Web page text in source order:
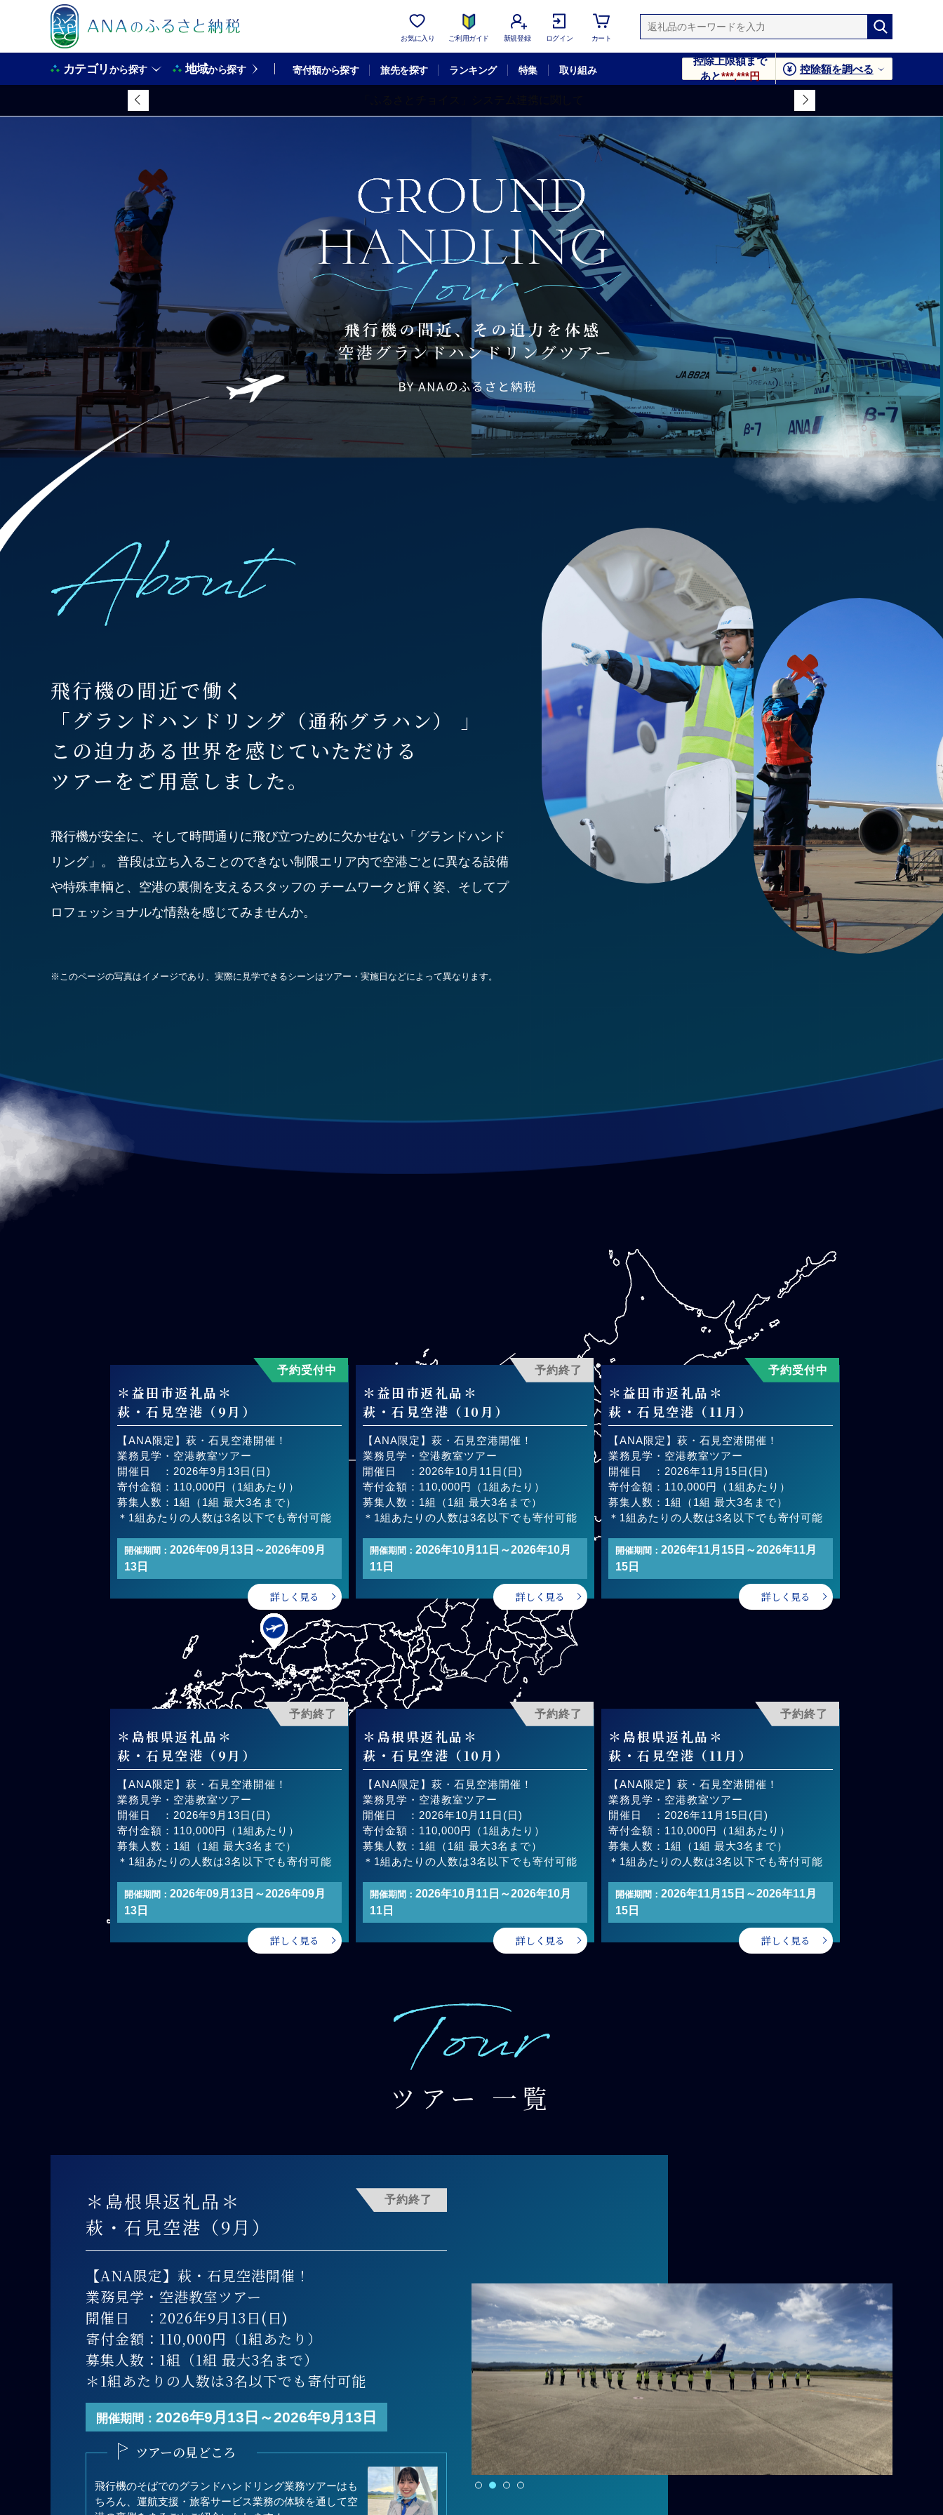
お気に入り ご利用ガイド 新規登録 ログイン カート
カテゴリから探す 地域から探す 寄付額から探す 旅先を探す ランキング 特集 取り組み
控除上限額まで
あと***,***円
控除額を調べる
飛行機の間近で働く
「グランドハンドリング （通称グラハン） 」
この迫力ある世界を感じていただける
ツアーをご用意しました。
飛行機が安全に、 そして時間通りに飛び立つために欠かせない「グランドハンド
リング」。
普段は立ち入ることのできない制限エリア内で空港ごとに異なる設備
や特殊車輌と、空港の裏側を支えるスタッフの チームワークと輝く姿、そしてプ
ロフェッショナルな情熱を感じてみませんか。
※このページの写真はイメージであり、 実際に見学できるシーンはツアー・実施日などによって異なります。
予約終了
＊島根県返礼品＊
萩・石見空港（9月）
【ANA限定】萩・石見空港開催！
業務見学・空港教室ツアー
開催日 ：2026年9月13日(日)
寄付金額：110,000円（1組あたり）
募集人数：1組（1組 最大3名まで）
＊1組あたりの人数は3名以下でも寄付可能
開催期間： 2026年09月13日～2026年09月
13日
詳しく見る
予約受付中
＊益田市返礼品＊
萩・石見空港（9月）
【ANA限定】萩・石見空港開催！
業務見学・空港教室ツアー
開催日 ：2026年9月13日(日)
寄付金額：110,000円（1組あたり）
募集人数：1組（1組 最大3名まで）
＊1組あたりの人数は3名以下でも寄付可能
開催期間： 2026年09月13日～2026年09月
13日
詳しく見る
予約終了
＊島根県返礼品＊
萩・石見空港（10月）
【ANA限定】萩・石見空港開催！
業務見学・空港教室ツアー
開催日 ：2026年10月11日(日)
寄付金額：110,000円（1組あたり）
募集人数：1組（1組 最大3名まで）
＊1組あたりの人数は3名以下でも寄付可能
開催期間： 2026年10月11日～2026年10月
11日
詳しく見る
予約終了
＊益田市返礼品＊
萩・石見空港（10月）
【ANA限定】萩・石見空港開催！
業務見学・空港教室ツアー
開催日 ：2026年10月11日(日)
寄付金額：110,000円（1組あたり）
募集人数：1組（1組 最大3名まで）
＊1組あたりの人数は3名以下でも寄付可能
開催期間： 2026年10月11日～2026年10月
11日
詳しく見る
予約終了
＊島根県返礼品＊
萩・石見空港（11月）
【ANA限定】萩・石見空港開催！
業務見学・空港教室ツアー
開催日 ：2026年11月15日(日)
寄付金額：110,000円（1組あたり）
募集人数：1組（1組 最大3名まで）
＊1組あたりの人数は3名以下でも寄付可能
開催期間： 2026年11月15日～2026年11月
15日
詳しく見る
予約受付中
＊益田市返礼品＊
萩・石見空港（11月）
【ANA限定】萩・石見空港開催！
業務見学・空港教室ツアー
開催日 ：2026年11月15日(日)
寄付金額：110,000円（1組あたり）
募集人数：1組（1組 最大3名まで）
＊1組あたりの人数は3名以下でも寄付可能
開催期間： 2026年11月15日～2026年11月
15日
詳しく見る
ツアー 一覧
予約終了
＊島根県返礼品＊
萩・石見空港（9月）
【ANA限定】萩・石見空港開催！
業務見学・空港教室ツアー
開催日 ：2026年9月13日(日)
寄付金額：110,000円（1組あたり）
募集人数：1組（1組 最大3名まで）
＊1組あたりの人数は3名以下でも寄付可能
開催期間： 2026年9月13日～2026年9月13日
ツアーの見どころ
飛行機のそばでのグランドハンドリング業務ツアーはも
ちろん、運航支援・旅客サービス業務の体験を通して空